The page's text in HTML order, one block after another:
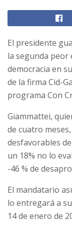
El presidente
la segunda peor
democracia en
de la firma Cid-
programa Con
Giammattei,
de cuatro
desfavorables
un 18% no lo
-46 % de
El mandatario
lo entregará a
14 de enero de